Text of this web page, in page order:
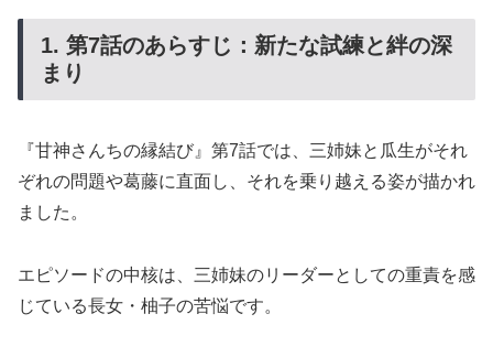
1. 第7話のあらすじ：新たな試練と絆の深
まり
『甘神さんちの縁結び』第7話では、三姉妹と瓜生がそれ
ぞれの問題や葛藤に直面し、それを乗り越える姿が描かれ
ました。
エピソードの中核は、三姉妹のリーダーとしての重責を感
じている長女・柚子の苦悩です。